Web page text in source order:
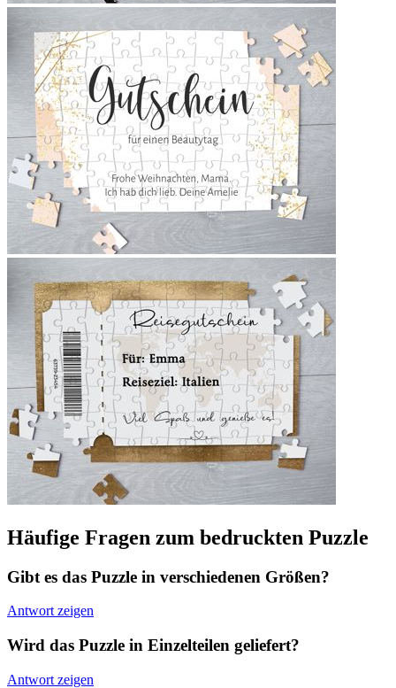
Häufige Fragen zum bedruckten Puzzle
Gibt es das Puzzle in verschiedenen Größen?
Antwort zeigen
Wird das Puzzle in Einzelteilen geliefert?
Antwort zeigen